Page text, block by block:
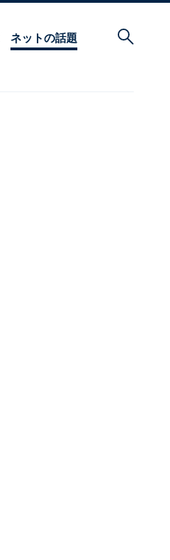
ネットの話題